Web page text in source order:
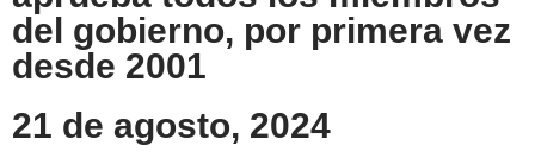
del gobierno, por primera vez
desde 2001
21 de agosto, 2024